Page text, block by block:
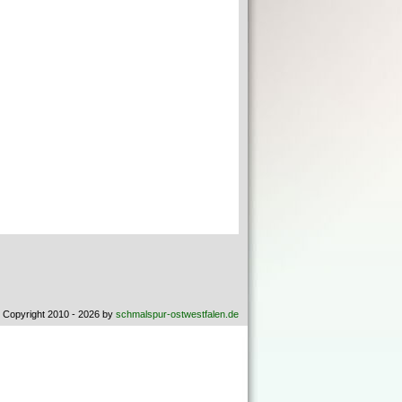
2010 - 2026 by schmalspur-ostwestfalen.de